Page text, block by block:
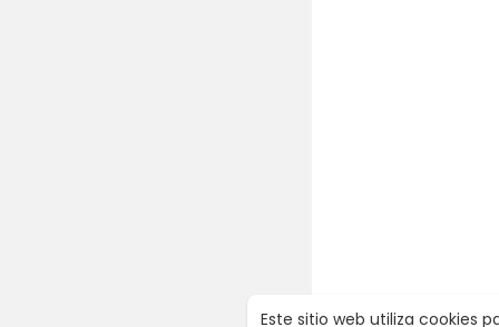
Este sitio web utiliza cookies